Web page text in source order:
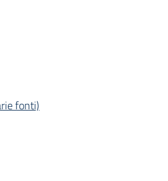
fonti)